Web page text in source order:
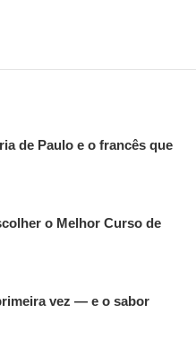
de Paulo e o francês que
o Melhor Curso de
vez — e o sabor